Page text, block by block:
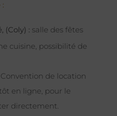
(Coly) : salle des fêtes
cuisine, possibilité de
de location
en ligne, pour le
directement.